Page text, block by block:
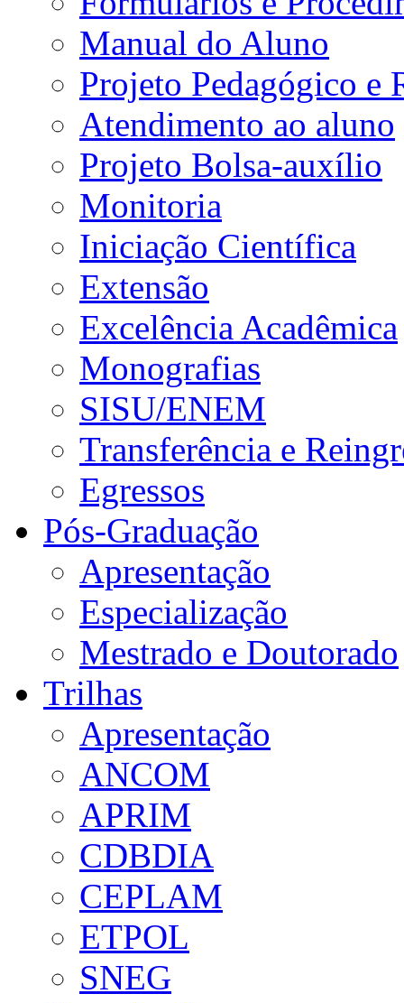
Manual do Aluno
Projeto Pedagógico e
Atendimento ao aluno
Projeto Bolsa-auxílio
Monitoria
Iniciação Científica
Extensão
Excelência Acadêmica
Monografias
SISU/ENEM
Transferência e
Egressos
Pós-Graduação
Apresentação
Especialização
Mestrado e Doutorado
Trilhas
Apresentação
ANCOM
APRIM
CDBDIA
CEPLAM
ETPOL
SNEG